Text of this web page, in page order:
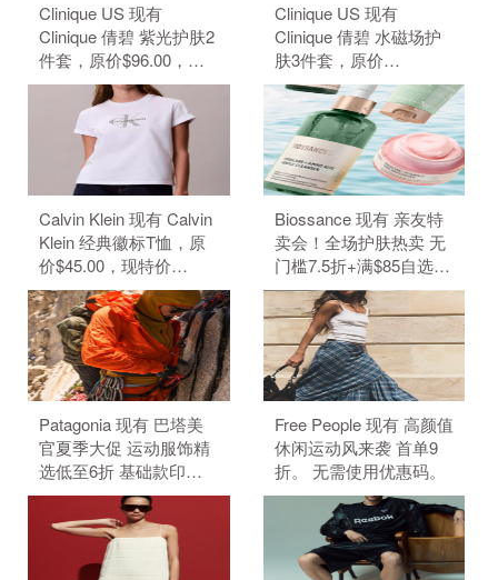
Clinique US 现有
Clinique 倩碧 紫光护肤2
件套，原价$96.00，现
特价$80.00（约541.24
元）。 无需使用优惠
Clinique US 现有
Clinique 倩碧 水磁场护
肤3件套，原价
$109.00，现特价
$91.00（约615.66
元）。 无需使用优惠
码。
Calvin Klein 现有 Calvin
Klein 经典徽标T恤，原
价$45.00，现特价
$22.50（约152.19
元）。 无需使用优惠
码。
Biossance 现有 亲友特
卖会！全场护肤热卖 无
门槛7.5折+满$85自选3
件好礼。 无需使用优惠
码。
Patagonia 现有 巴塔美
官夏季大促 运动服饰精
选低至6折 基础款印花T
恤$21.99。 无需使用优
惠码。
Free People 现有 高颜值
休闲运动风来袭 首单9
折。 无需使用优惠码。